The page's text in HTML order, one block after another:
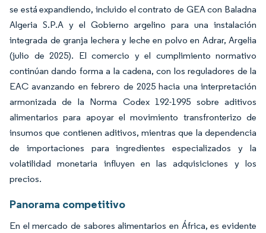
se está expandiendo, incluido el contrato de GEA con Baladna
Algeria S.P.A y el Gobierno argelino para una instalación
integrada de granja lechera y leche en polvo en Adrar, Argelia
(julio de 2025). El comercio y el cumplimiento normativo
continúan dando forma a la cadena, con los reguladores de la
EAC avanzando en febrero de 2025 hacia una interpretación
armonizada de la Norma Codex 192-1995 sobre aditivos
alimentarios para apoyar el movimiento transfronterizo de
insumos que contienen aditivos, mientras que la dependencia
de importaciones para ingredientes especializados y la
volatilidad monetaria influyen en las adquisiciones y los
precios.
Panorama competitivo
En el mercado de sabores alimentarios en África, es evidente